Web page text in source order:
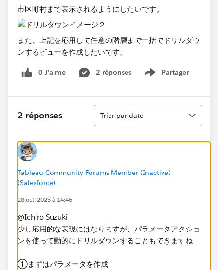
市区町村まで表示されるようにしたいです。
また、上記を応用して任意の階層まで一括でドリルダウ
ンするビューを作成したいです。
0 J’aime 2 réponses Partager
Show menu
2 réponses
Tri
Trier par date
Tableau Community Forums Member (Inactive)
(Salesforce)
28 oct. 2023 à 14:46
@Ichiro Suzuki
少し応用的な表現にはなりますが、パラメータアクショ
ンを使って動的にドリルダウンすることもできますね
①まずはパラメータを作成